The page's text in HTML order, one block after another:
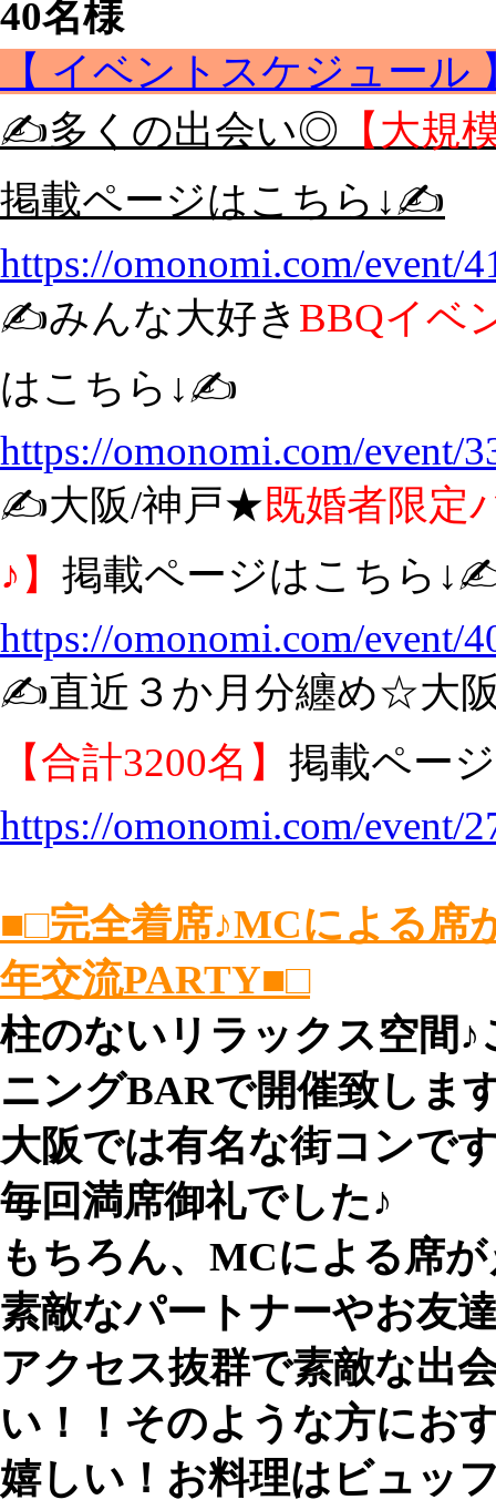
40名様
【 イベントスケジュール
✍️多くの出会い◎ 【大規
掲載ページはこちら↓✍️
https://omonomi.com/event/
✍️みんな大好き BBQイベ
はこちら↓✍️
https://omonomi.com/event/
✍️大阪/神戸★既婚者限定
♪】 掲載ページはこちら
https://omonomi.com/event/
✍️直近３か月分纏め☆大
【合計3200名】 掲載ペー
https://omonomi.com/event/
■□完全着席♪MCによる席
年交流PARTY■□
柱のないリラックス空間
ニングBARで開催致しま
大阪では有名な街コンで
毎回満席御礼でした♪
もちろん、MCによる席
素敵なパートナーやお友
アクセス抜群で素敵な出
い！！そのような方にお
嬉しい！お料理はビュッ